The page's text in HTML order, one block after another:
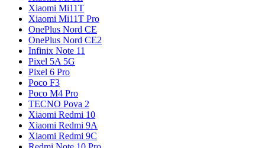
Xiaomi Mi11T
Xiaomi Mi11T Pro
OnePlus Nord CE
OnePlus Nord CE2
Infinix Note 11
Pixel 5A 5G
Pixel 6 Pro
Poco F3
Poco M4 Pro
TECNO Pova 2
Xiaomi Redmi 10
Xiaomi Redmi 9A
Xiaomi Redmi 9C